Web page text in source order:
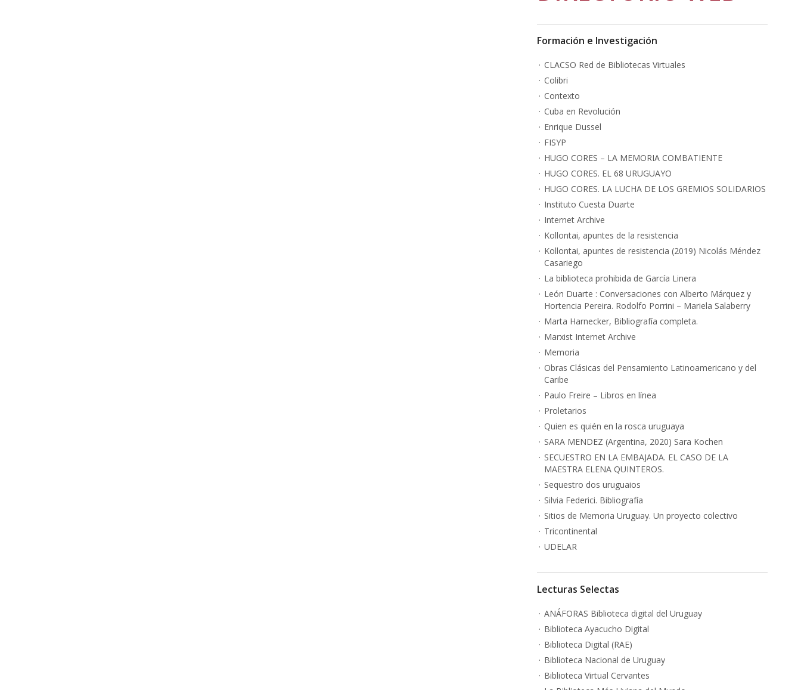
Formación e Investigación
CLACSO Red de Bibliotecas Virtuales
Colibri
Contexto
Cuba en Revolución
Enrique Dussel
FISYP
HUGO CORES – LA MEMORIA COMBATIENTE
HUGO CORES. EL 68 URUGUAYO
HUGO CORES. LA LUCHA DE LOS GREMIOS SOLIDARIOS
Instituto Cuesta Duarte
Internet Archive
Kollontai, apuntes de la resistencia
Kollontai, apuntes de resistencia (2019) Nicolás Méndez
Casariego
La biblioteca prohibida de García Linera
León Duarte : Conversaciones con Alberto Márquez y
Hortencia Pereira. Rodolfo Porrini – Mariela Salaberry
Marta Harnecker, Bibliografía completa.
Marxist Internet Archive
Memoria
Obras Clásicas del Pensamiento Latinoamericano y del
Caribe
Paulo Freire – Libros en línea
Proletarios
Quien es quién en la rosca uruguaya
SARA MENDEZ (Argentina, 2020) Sara Kochen
SECUESTRO EN LA EMBAJADA. EL CASO DE LA
MAESTRA ELENA QUINTEROS.
Sequestro dos uruguaios
Silvia Federici. Bibliografía
Sitios de Memoria Uruguay. Un proyecto colectivo
Tricontinental
UDELAR
Lecturas Selectas
ANÁFORAS Biblioteca digital del Uruguay
Biblioteca Ayacucho Digital
Biblioteca Digital (RAE)
Biblioteca Nacional de Uruguay
Biblioteca Virtual Cervantes